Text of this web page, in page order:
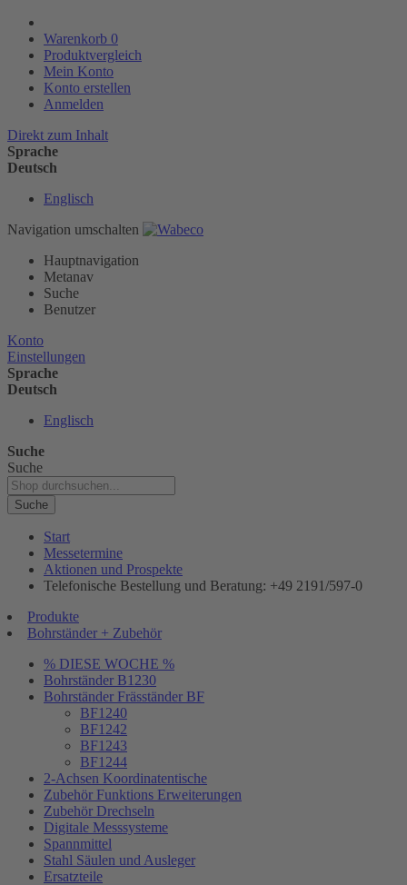
Warenkorb 0
Produktvergleich
Mein Konto
Konto erstellen
Anmelden
Direkt zum Inhalt
Sprache
Deutsch
Englisch
Navigation umschalten
Hauptnavigation
Metanav
Suche
Benutzer
Konto
Einstellungen
Sprache
Deutsch
Englisch
Suche
Suche
Suche
Start
Messetermine
Aktionen und Prospekte
Telefonische Bestellung und Beratung: +49 2191/597-0
Produkte
Bohrständer + Zubehör
% DIESE WOCHE %
Bohrständer B1230
Bohrständer Fräsständer BF
BF1240
BF1242
BF1243
BF1244
2-Achsen Koordinatentische
Zubehör Funktions Erweiterungen
Zubehör Drechseln
Digitale Messsysteme
Spannmittel
Stahl Säulen und Ausleger
Ersatzteile